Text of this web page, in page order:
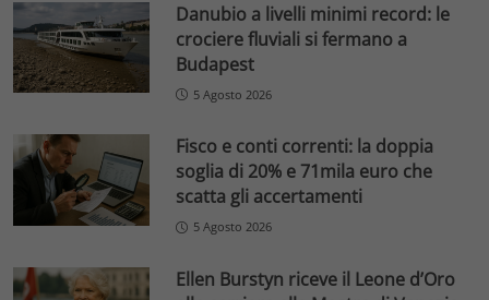
Danubio a livelli minimi record: le
crociere fluviali si fermano a
Budapest
5 Agosto 2026
Fisco e conti correnti: la doppia
soglia di 20% e 71mila euro che
scatta gli accertamenti
5 Agosto 2026
Ellen Burstyn riceve il Leone d’Oro